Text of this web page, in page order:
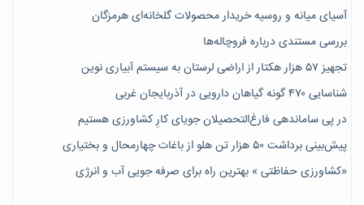
آسیای میانه و روسیه خریدار محصولات گلخانه‌ای هرمزگان
بررسی مستندی درباره فروچاله‌ها
تجهیز ۵۷ هزار هکتار از اراضی لرستان به سیستم آبیاری نوین
شناسایی ۴۷٠ گونه گیاهان دارویی در آذربایجان غربی
در پی ساماندهی فارغ‌التحصیلان جویای کارِ کشاورزی هستیم
پیش‎‌بینی برداشت ۵۰ هزار تن هلو از باغات چهارمحال و بختیاری
«کشاورزی حفاظتی » بهترین راه برای صرفه جویی آب و انرژی